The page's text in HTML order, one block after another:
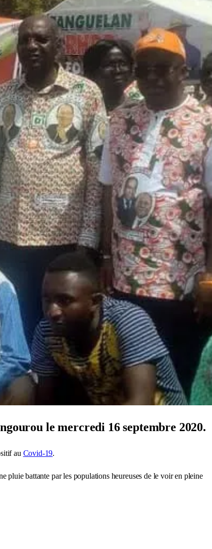
le mercredi 16 septembre 2020.
au Covid-19.
pluie battante par les populations heureuses de le voir en pleine